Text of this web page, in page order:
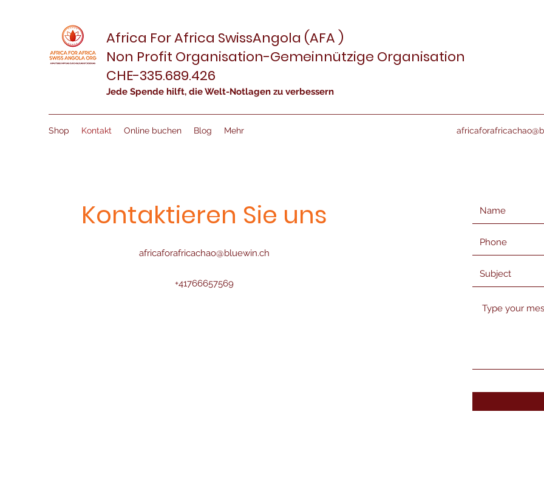
Africa For Africa SwissAngola (AFA )
Non Profit Organisation-Gemeinnützige Organisation
CHE-335.689.426
Jede Spende hilft, die Welt-Notlagen zu verbessern
Shop Kontakt Online buchen Blog Mehr
Kontaktieren Sie uns
africaforafricachao@bluewin.ch
+41766657569